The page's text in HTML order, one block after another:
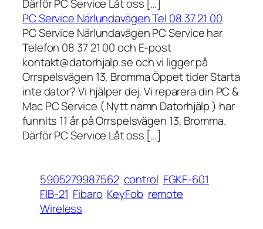
Därför PC Service Låt oss […]
PC Service Närlundavägen Tel 08 37 21 00
PC Service Närlundavägen PC Service har
Telefon 08 37 21 00 och E-post
kontakt@datorhjalp.se och vi ligger på
Orrspelsvägen 13, Bromma Öppet tider Starta
inte dator? Vi hjälper dej. Vi reparera din PC &
Mac PC Service ( Nytt namn Datorhjälp ) har
funnits 11 år på Orrspelsvägen 13, Bromma.
Därför PC Service Låt oss […]
5905279987562 control FGKF-601
FIB-21 Fibaro KeyFob remote
Wireless